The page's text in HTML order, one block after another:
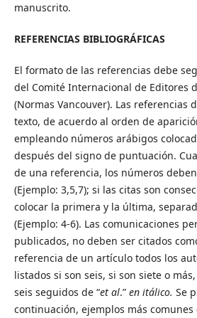
manuscrito.
REFERENCIAS BIBLIOGRÁFICAS
El formato de las referencias debe
del Comité Internacional de Editores
(Normas Vancouver). Las referencias
texto, de acuerdo al orden de
empleando números arábigos
después del signo de puntuación.
de una referencia, los números
(Ejemplo: 3,5,7); si las citas son
colocar la primera y la última,
(Ejemplo: 4-6). Las comunicaciones
publicados, no deben ser citados
referencia de un artículo todos los
listados si son seis, si son siete o
seis seguidos de “et al.” en itálico. Se
continuación, ejemplos más